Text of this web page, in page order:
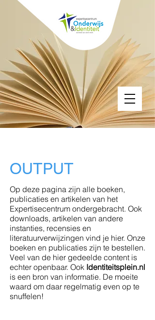
OUTPUT
Op deze pagina zijn alle boeken,
publicaties en artikelen van het
Expertisecentrum ondergebracht. Ook
downloads, artikelen van andere
instanties, recensies en
literatuurverwijzingen vind je hier. Onze
boeken en publicaties zijn te bestellen.
Veel van de hier gedeelde content is
echter openbaar. Ook Identiteitsplein.nl
is een bron van informatie. De moeite
waard om daar regelmatig even op te
snuffelen!